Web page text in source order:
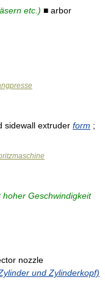
etc.) ■ arbor
sidewall extruder form ;
Geschwindigkeit
nozzle
und Zylinderkopf)